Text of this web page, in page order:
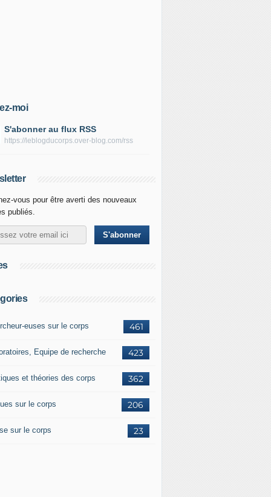
moi
S'abonner au flux RSS
https://leblogducorps.over-blog.com/rss
vous pour être averti des nouveaux
publiés.
461
euses sur le corps
423
Equipe de recherche
362
et théories des corps
206
sur le corps
23
sur le corps